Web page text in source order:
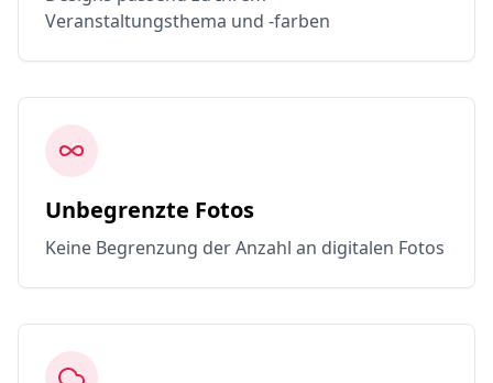
Veranstaltungsthema und -farben
Unbegrenzte Fotos
Keine Begrenzung der Anzahl an digitalen Fotos